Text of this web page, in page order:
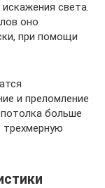
света.
оно
при помощи
и преломление
больше
трехмерную